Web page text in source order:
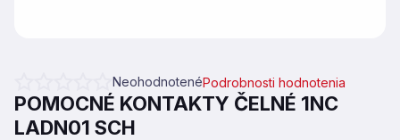
Priemerné hodnotenie produktu je 0,0 z 5 hviezdičiek.
NeohodnotenéPodrobnosti hodnotenia
POMOCNÉ KONTAKTY ČELNÉ 1NC
LADN01 SCH